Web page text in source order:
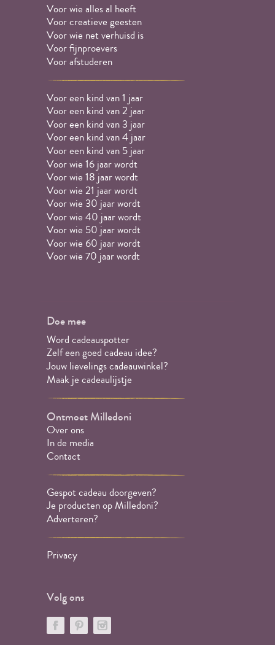
Voor wie alles al heeft
Voor creatieve geesten
Voor wie net verhuisd is
Voor fijnproevers
Voor afstuderen
Voor een kind van 1 jaar
Voor een kind van 2 jaar
Voor een kind van 3 jaar
Voor een kind van 4 jaar
Voor een kind van 5 jaar
Voor wie 16 jaar wordt
Voor wie 18 jaar wordt
Voor wie 21 jaar wordt
Voor wie 30 jaar wordt
Voor wie 40 jaar wordt
Voor wie 50 jaar wordt
Voor wie 60 jaar wordt
Voor wie 70 jaar wordt
Doe mee
Word cadeauspotter
Zelf een goed cadeau idee?
Jouw lievelings cadeauwinkel?
Maak je cadeaulijstje
Ontmoet Milledoni
Over ons
In de media
Contact
Gespot cadeau doorgeven?
Je producten op Milledoni?
Adverteren?
Privacy
Volg ons